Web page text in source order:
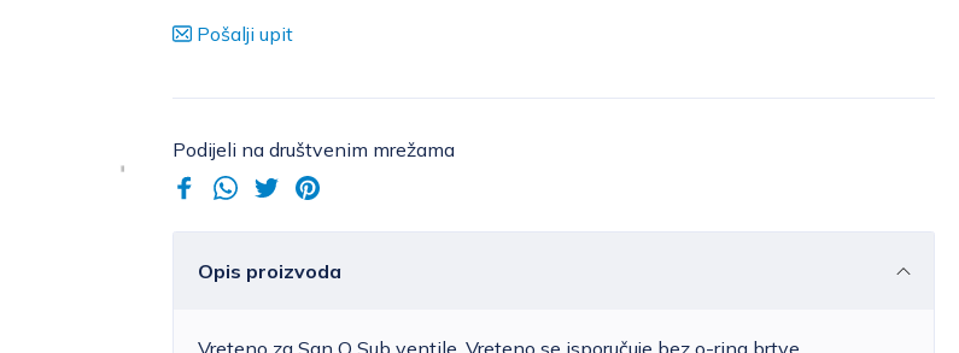
Pošalji upit
Podijeli na društvenim mrežama
Opis proizvoda
Vreteno za San O Sub ventile. Vreteno se isporučuje bez o-ring brtve.